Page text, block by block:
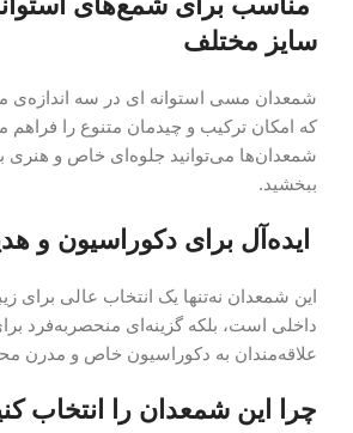
سایز مختلف
شمعدان مسی استوانه ای در سه
که امکان ترکیب و چیدمان متنوع را فراهم
شمعدان‌ها می‌توانید جلوه‌ای خاص و هنری
ببخشید.
ایده‌آل برای دکوراسیون و
این شمعدان نه‌تنها یک انتخاب عالی برای
داخلی است، بلکه گزینه‌ای منحصربه‌فرد
علاقه‌مندان به دکوراسیون خاص و
چرا این شمعدان را انتخاب